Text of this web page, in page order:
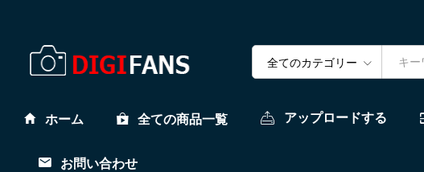
全てのカテゴリー
ホーム 全ての商品一覧 アップロードする
お問い合わせ